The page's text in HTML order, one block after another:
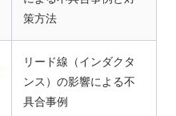
策方法
リード線（インダクタ
ンス）の影響による不
具合事例